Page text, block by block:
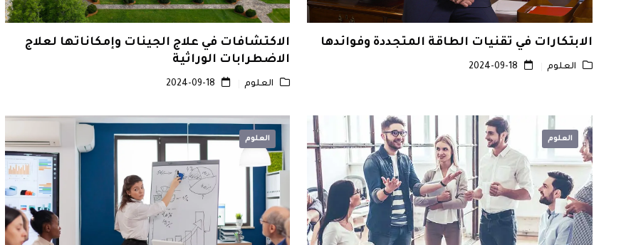
الابتكارات في تقنيات الطاقة المتجددة وفوائدها
العلوم
الاكتشافات في علاج الجينات وإمكاناتها لعلاج
الاضطرابات الوراثية
العلوم
العلوم العلوم